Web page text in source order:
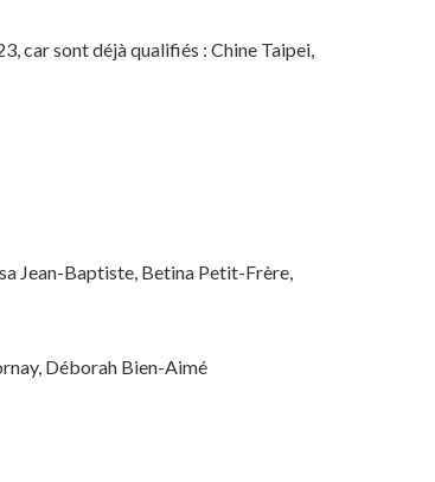
car sont déjà qualifiés : Chine Taipei,
Jean-Baptiste, Betina Petit-Frère,
Déborah Bien-Aimé